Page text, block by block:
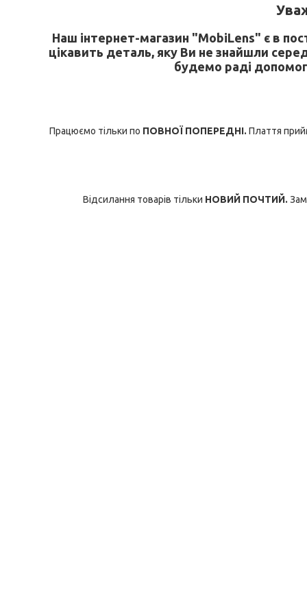
У
Наш інтернет-магазин "MobiLens" є в
цікавить деталь, яку Ви не знайшли
будемо раді
Працюємо тільки по ПОВНОЇ ПОПЕРЕДНІ. Плаття
Відсилання товарів тільки НОВИЙ ПОЧТИЙ.